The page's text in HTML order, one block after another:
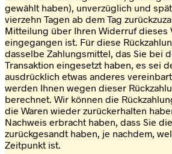
gewählt haben), unverzüglich und
vierzehn Tagen ab dem Tag
Mitteilung über Ihren Widerruf dieses
eingegangen ist. Für diese
dasselbe Zahlungsmittel, das Sie bei
Transaktion eingesetzt haben, es sei
ausdrücklich etwas anderes
werden Ihnen wegen dieser
berechnet. Wir können die
die Waren wieder zurückerhalten
Nachweis erbracht haben, dass Sie
zurückgesandt haben, je nachdem,
Zeitpunkt ist.